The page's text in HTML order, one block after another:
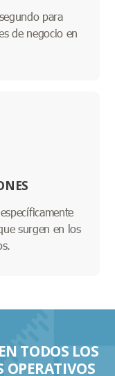
para
de negocio en
surgen en los
TODOS LOS
OPERATIVOS